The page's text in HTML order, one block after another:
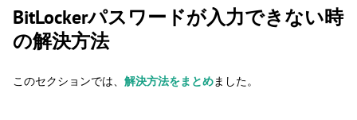
BitLockerパスワードが入力できない時
の解決方法
このセクションでは、 解決方法をまとめました。